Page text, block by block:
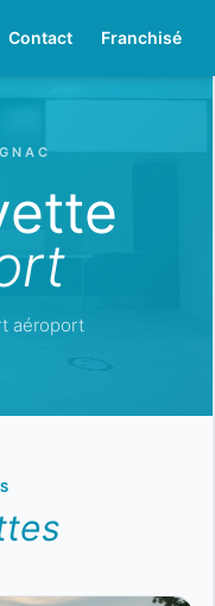
Contact Franchisé
aéroport